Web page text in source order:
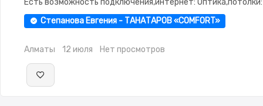
Есть возможность подключения,интернет:
Паркинг,Охрана,Домофон,Видеонаблюдение,Пластиковые
окна,Улучшенная,Комнаты изолированы,Тихий двор
Степанова Евгения - ТАНАТАРОВ «COMFORT»
Алматы 12 июля Нет просмотров